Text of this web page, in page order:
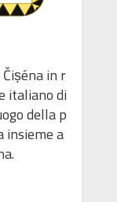
Čiṣéna in r
italiano di
della p
insieme a